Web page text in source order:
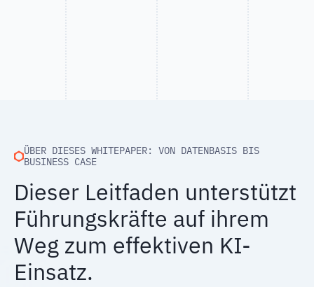
ÜBER DIESES WHITEPAPER: VON DATENBASIS BIS
BUSINESS CASE
Dieser Leitfaden unterstützt
Führungskräfte auf ihrem
Weg zum effektiven KI-
Einsatz.